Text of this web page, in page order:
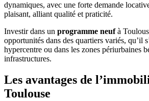
dynamiques, avec une forte demande
plaisant, alliant qualité et praticité.
Investir dans un programme neufà
opportunités dans des quartiers variés, qu’il
hypercentre ou dans les zones périurbaines
infrastructures.
Les avantages de
Toulouse